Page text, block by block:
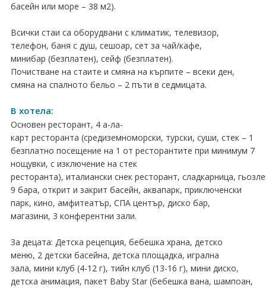
Франция
ПРАЗНИЦИ
Празници в България
Предколедни
Нова година
Великден 2026
ЕКЗОТИКА
Екзотични почивки
КРУИЗИ
басейн или море – 38 м2).
Всички стаи са оборудвани с климатик, телевизор,
телефон, баня с душ, сешоар, сет за чай/кафе,
минибар (безплатен), сейф (безплатен).
Почистване на стаите и смяна на кърпите – всеки ден,
смяна на спалното бельо – 2 пъти в седмицата.
В хотела:
Основен ресторант, 4 а-ла-
карт ресторанта (средиземноморски, турски, суши, стек – 1
безплатно посещение на 1 от ресторантите при минимум 7
нощувки, с изключение на стек
ресторанта), италиански снек ресторант, сладкарница,
9 бара, открит и закрит басейн, аквапарк, приключенски
парк, кино, амфитеатър, СПА център, диско бар,
магазини, 3 конферентни зали.
За децата: Детска рецепция, бебешка храна, детско
меню, 2 детски басейна, детска площадка, игрална
зала, мини клуб (4-12 г), тийн клуб (13-16 г), мини диско,
детска анимация, пакет Baby Star (бебешка вана, шампоан,